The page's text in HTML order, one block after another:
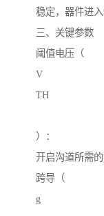
稳定，器件进
三、关键参数
阈值电压（
V
TH
）：
开启沟道所需
跨导（
g